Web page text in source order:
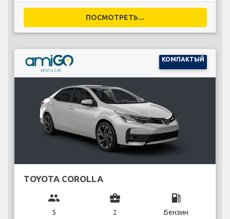
ПОСМОТРЕТЬ...
КОМПАКТЫЙ
TOYOTA COROLLA
group
5
business_center
2
local_gas_station
Бензин